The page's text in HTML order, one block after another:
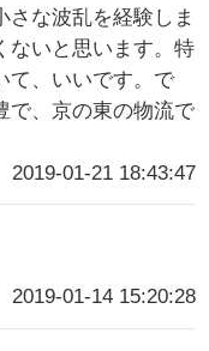
な波乱を経験しま
ないと思います。特
て、いいです。で
で、京の東の物流で
2019-01-21 18:43:47
2019-01-14 15:20:28